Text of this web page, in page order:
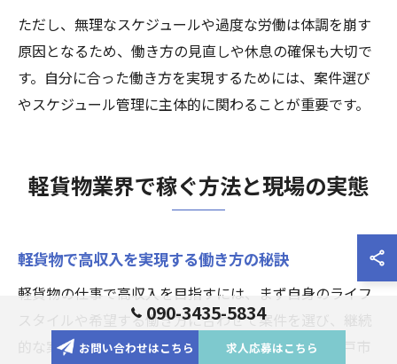
ただし、無理なスケジュールや過度な労働は体調を崩す
原因となるため、働き方の見直しや休息の確保も大切で
す。自分に合った働き方を実現するためには、案件選び
やスケジュール管理に主体的に関わることが重要です。
軽貨物業界で稼ぐ方法と現場の実態
軽貨物で高収入を実現する働き方の秘訣
軽貨物の仕事で高収入を目指すには、まず自身のライフ
スタイルや希望する働き方に合わせて案件を選び、継続
的な案件確保を意識することが重要です。千葉県松戸市
090-3435-5834
お問い合わせはこちら 求人応募はこちら